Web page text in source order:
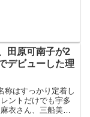
田原可南子が2
デビューした理
称はすっかり定着し
ントだけでも宇多
衣さん、三船美佳